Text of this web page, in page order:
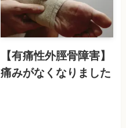
【有痛性外脛骨障害】
痛みがなくなりました